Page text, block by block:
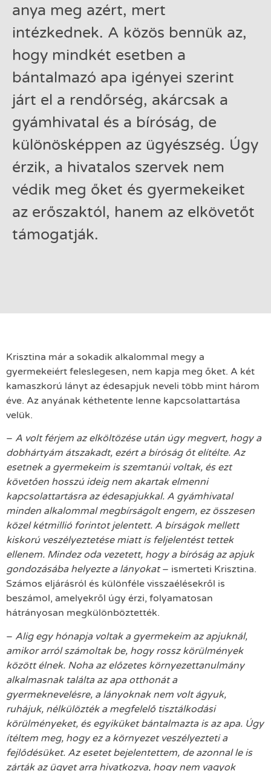
anya meg azért, mert
intézkednek. A közös bennük az,
hogy mindkét esetben a
bántalmazó apa igényei szerint
járt el a rendőrség, akárcsak a
gyámhivatal és a bíróság, de
különösképpen az ügyészség. Úgy
érzik, a hivatalos szervek nem
védik meg őket és gyermekeiket
az erőszaktól, hanem az elkövetőt
támogatják.
Krisztina már a sokadik alkalommal megy a
gyermekeiért feleslegesen, nem kapja meg őket. A két
kamaszkorú lányt az édesapjuk neveli több mint három
éve. Az anyának kéthetente lenne kapcsolattartása
velük.
– A volt férjem az elköltözése után úgy megvert, hogy a
dobhártyám átszakadt, ezért a bíróság őt elítélte. Az
esetnek a gyermekeim is szemtanúi voltak, és ezt
követően hosszú ideig nem akartak elmenni
kapcsolattartásra az édesapjukkal. A gyámhivatal
minden alkalommal megbírságolt engem, ez összesen
közel kétmillió forintot jelentett. A bírságok mellett
kiskorú veszélyeztetése miatt is feljelentést tettek
ellenem. Mindez oda vezetett, hogy a bíróság az apjuk
gondozásába helyezte a lányokat– ismerteti Krisztina.
Számos eljárásról és különféle visszaélésekről is
beszámol, amelyekről úgy érzi, folyamatosan
hátrányosan megkülönböztették.
– Alig egy hónapja voltak a gyermekeim az apjuknál,
amikor arról számoltak be, hogy rossz körülmények
között élnek. Noha az előzetes környezettanulmány
alkalmasnak találta az apa otthonát a
gyermeknevelésre, a lányoknak nem volt ágyuk,
ruhájuk, nélkülözték a megfelelő tisztálkodási
körülményeket, és egyiküket bántalmazta is az apa. Úgy
ítéltem meg, hogy ez a környezet veszélyezteti a
fejlődésüket. Az esetet bejelentettem, de azonnal le is
zárták az ügyet arra hivatkozva, hogy nem vagyok